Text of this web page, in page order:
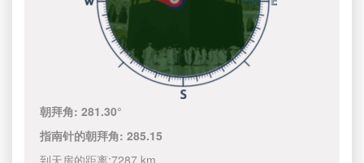
朝拜角:281.30°
指南针的朝拜角:285.15
到天房的距离:7287 km